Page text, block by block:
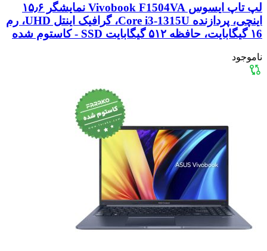
لپ تاپ ایسوس Vivobook F1504VA نمایشگر ۱۵٫۶
اینچی، پردازنده Core i3-1315U، گرافیک اینتل UHD، رم
۱6 گیگابایت، حافظه ۵۱۲ گیگابایت SSD - کاستوم شده
ناموجود